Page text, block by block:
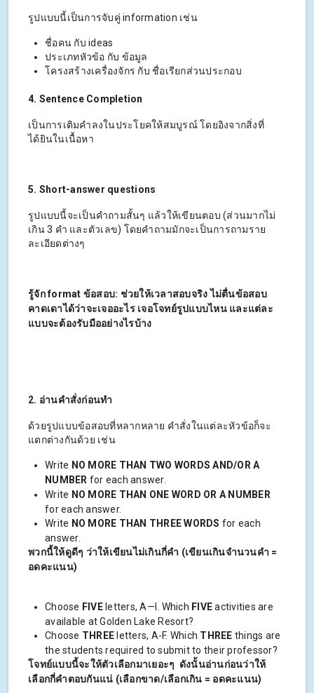
รูปแบบนี้เป็นการจับคู่ information เช่น
ชื่อคน กับ ideas
ประเภทหัวข้อ กับ ข้อมูล
โครงสร้างเครื่องจักร กับ ชื่อเรียกส่วนประกอบ
4. Sentence Completion
เป็นการเติมคำลงในประโยคให้สมบูรณ์ โดยอิงจากสิ่งที่
ได้ยินในเนื้อหา
5. Short-answer questions
รูปแบบนี้จะเป็นคำถามสั้นๆ แล้วให้เขียนตอบ (ส่วนมากไม่
เกิน 3 คำ และตัวเลข) โดยคำถามมักจะเป็นการถามราย
ละเอียดต่างๆ
รู้จัก format ข้อสอบ: ช่วยให้เวลาสอบจริง ไม่ตื่นข้อสอบ
คาดเดาได้ว่าจะเจออะไร เจอโจทย์รูปแบบไหน และแต่ละ
แบบจะต้องรับมืออย่างไรบ้าง
2. อ่านคำสั่งก่อนทำ
ด้วยรูปแบบข้อสอบที่หลากหลาย คำสั่งในแต่ละหัวข้อก็จะ
แตกต่างกันด้วย เช่น
Write NO MORE THAN TWO WORDS AND/OR A
NUMBER for each answer.
Write NO MORE THAN ONE WORD OR A NUMBER
for each answer.
Write NO MORE THAN THREE WORDS for each
answer.
พวกนี้ให้ดูดีๆ ว่าให้เขียนไม่เกินกี่คำ (เขียนเกินจำนวนคำ =
อดคะแนน)
Choose FIVEletters, A—I. Which FIVEactivities are
available at Golden Lake Resort?
Choose THREE letters, A-F. Which THREE things are
the students required to submit to their professor?
โจทย์แบบนี้จะให้ตัวเลือกมาเยอะๆ ดังนั้นอ่านก่อนว่าให้
เลือกกี่คำตอบกันแน่ (เลือกขาด/เลือกเกิน = อดคะแนน)